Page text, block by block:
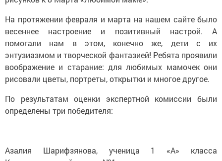
На протяжении февраля и марта на нашем сайте было
весеннее настроение и позитивный настрой. А
помогали нам в этом, конечно же, дети с их
энтузиазмом и творческой фантазией! Ребята проявили
воображение и старание: для любимых мамочек они
рисовали цветы, портреты, открытки и многое другое.
По результатам оценки экспертной комиссии были
определены три победителя:
Азалия Шарифзянова, ученица 1 «А» класса